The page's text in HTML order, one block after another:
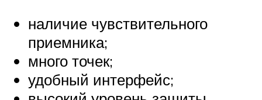
наличие чувствительного
приемника;
много точек;
удобный интерфейс;